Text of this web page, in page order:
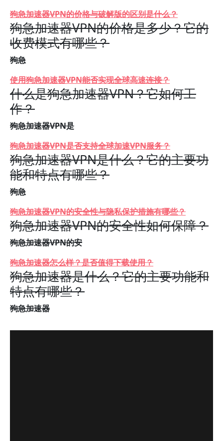
狗急加速器VPN的价格与破解版的区别是什么？
狗急加速器VPN的价格是多少？它的
收费模式有哪些？
狗急
使用狗急加速器VPN能否实现全球高速连接？
什么是狗急加速器VPN？它如何工
作？
狗急加速器VPN是
狗急加速器VPN是否支持全球加速VPN服务？
狗急加速器VPN是什么？它的主要功
能和特点有哪些？
狗急
狗急加速器VPN的安全性与隐私保护措施有哪些？
狗急加速器VPN的安全性如何保障？
狗急加速器VPN的安
狗急加速器怎么样？是否值得下载使用？
狗急加速器是什么？它的主要功能和
特点有哪些？
狗急加速器